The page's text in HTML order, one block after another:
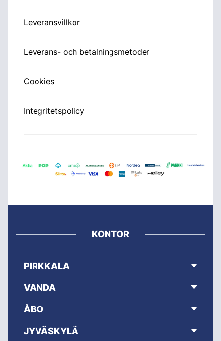
Leveransvillkor
Leverans- och betalningsmetoder
Cookies
Integritetspolicy
KONTOR
PIRKKALA
VANDA
ÅBO
JYVÄSKYLÄ